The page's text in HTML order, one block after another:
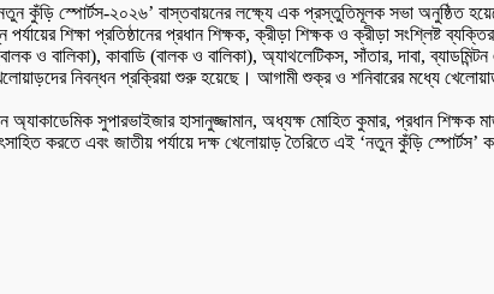
কুঁড়ি স্পোর্টস-২০২৬’ বাস্তবায়নের লক্ষ্যে এক প্রস্তুতিমূলক সভা অনুষ্ঠিত
শিক্ষা প্রতিষ্ঠানের প্রধান শিক্ষক, ক্রীড়া শিক্ষক ও ক্রীড়া সংশ্লিষ্ট
কাবাডি (বালক ও বালিকা), অ্যাথলেটিকস, সাঁতার, দাবা, ব্যাডমিন্টন
নিবন্ধন প্রক্রিয়া শুরু হয়েছে। আগামী শুক্র ও শনিবারের মধ্যে
সুপারভাইজার হাসানুজ্জামান, অধ্যক্ষ মোহিত কুমার, প্রধান
করতে এবং জাতীয় পর্যায়ে দক্ষ খেলোয়াড় তৈরিতে এই ‘নতুন কুঁড়ি স্পোর্টস’